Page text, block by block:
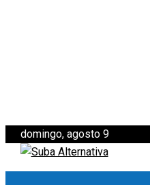
domingo, agosto 9